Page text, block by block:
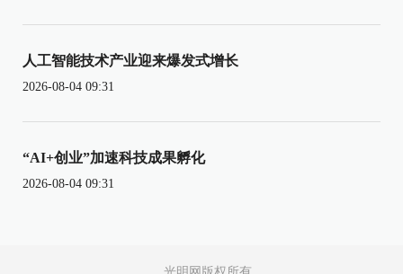
人工智能技术产业迎来爆发式增长
2026-08-04 09:31
“AI+创业”加速科技成果孵化
2026-08-04 09:31